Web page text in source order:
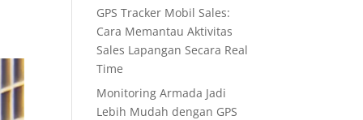
GPS Tracker Mobil Sales:
Cara Memantau Aktivitas
Sales Lapangan Secara Real
Time
Monitoring Armada Jadi
Lebih Mudah dengan GPS